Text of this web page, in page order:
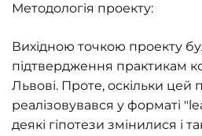
Методологія проекту:
Вихідною точкою проекту
підтвердження практикам
Львові. Проте, оскільки цей
реалізовувався у форматі
деякі гіпотези змінилися і